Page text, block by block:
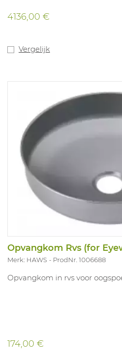
4136,00 €
Vergelijk
Opvangkom Rvs (for
Merk: HAWS ProdNr. 1006688
Opvangkom in rvs voor
174,00 €